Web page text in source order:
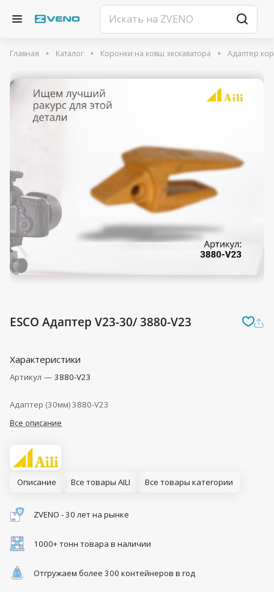
Главная Каталог Коронки на ковш экскаватора Адаптер
ESCO Адаптер V23-30/ 3880-V23
Характеристики
Артикул — 3880-V23
Адаптер (30мм) 3880-V23
Все описание
Описание Все товары AILI Все товары категории
ZVENO - 30 лет на рынке
1000+ тонн товара в наличии
Отгружаем более 300 контейнеров в год